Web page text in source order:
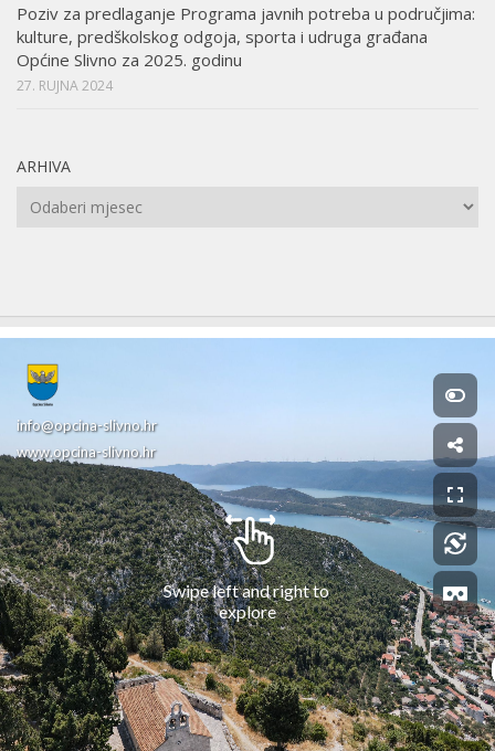
Poziv za predlaganje Programa javnih potreba u područjima:
kulture, predškolskog odgoja, sporta i udruga građana
Općine Slivno za 2025. godinu
27. RUJNA 2024
ARHIVA
Arhiva